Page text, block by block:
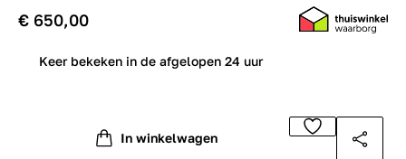
€ 650,00
Keer bekeken in de afgelopen 24 uur
In winkelwagen